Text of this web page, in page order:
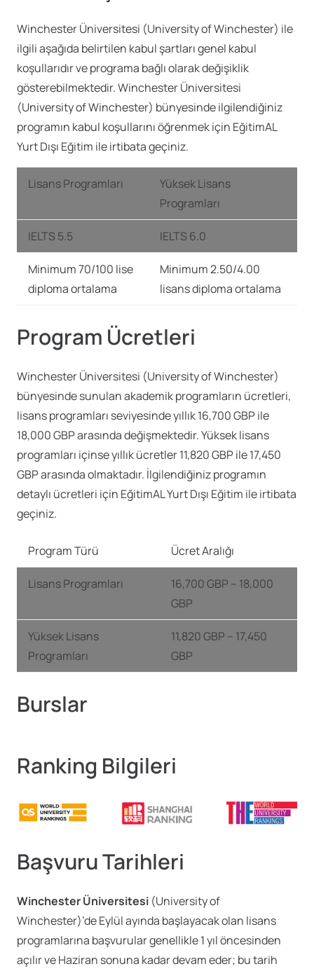
Winchester Üniversitesi (University of Winchester) ile
ilgili aşağıda belirtilen kabul şartları genel kabul
koşullarıdır ve programa bağlı olarak değişiklik
gösterebilmektedir. Winchester Üniversitesi
(University of Winchester) bünyesinde ilgilendiğiniz
programın kabul koşullarını öğrenmek için EğitimAL
Yurt Dışı Eğitim ile irtibata geçiniz.
Lisans Programları
Yüksek Lisans
Programları
IELTS 5.5 IELTS 6.0
Minimum 70/100 lise
diploma ortalama
Minimum 2.50/4.00
lisans diploma ortalama
Program Ücretleri
Winchester Üniversitesi (University of Winchester)
bünyesinde sunulan akademik programların ücretleri,
lisans programları seviyesinde yıllık 16,700 GBP ile
18,000 GBP arasında değişmektedir. Yüksek lisans
programları içinse yıllık ücretler 11,820 GBP ile 17,450
GBP arasında olmaktadır. İlgilendiğiniz programın
detaylı ücretleri için EğitimAL Yurt Dışı Eğitim ile irtibata
geçiniz.
Program Türü Ücret Aralığı
Lisans Programları
16,700 GBP – 18,000
GBP
Yüksek Lisans
Programları
11,820 GBP – 17,450
GBP
Burslar
Ranking Bilgileri
Başvuru Tarihleri
Winchester Üniversitesi (University of
Winchester)’de Eylül ayında başlayacak olan lisans
programlarına başvurular genellikle 1 yıl öncesinden
açılır ve Haziran sonuna kadar devam eder; bu tarih